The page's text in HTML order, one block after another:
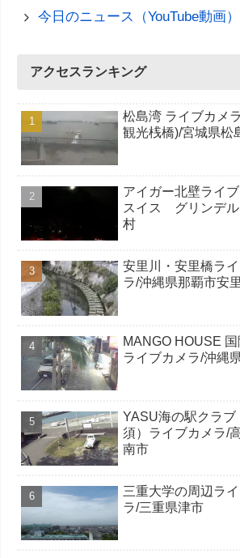
今日のニュース（YouTube動画）
アクセスランキング
松島湾 ライブカメ
観光桟橋)/宮城県松
アイガー北壁ライ
スイス グリンデル
村
安里川・安里橋ラ
ラ/沖縄県那覇市安里
MANGO HOUSE 国
ライブカメラ/沖縄
YASU海の駅クラブ
須）ライブカメラ/
南市
三重大学の周辺ラ
ラ/三重県津市